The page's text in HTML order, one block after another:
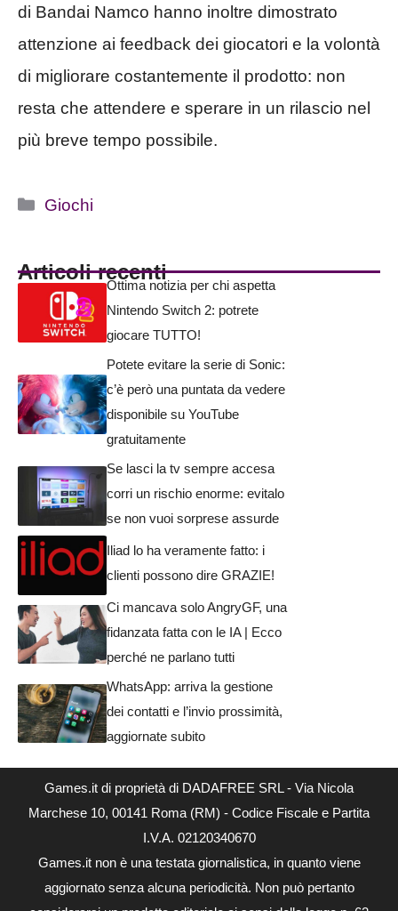
di Bandai Namco hanno inoltre dimostrato
attenzione ai feedback dei giocatori e la volontà
di migliorare costantemente il prodotto: non
resta che attendere e sperare in un rilascio nel
più breve tempo possibile.
Categorie
Giochi
Articoli recenti
Ottima notizia per chi aspetta
Nintendo Switch 2: potrete
giocare TUTTO!
Potete evitare la serie di Sonic:
c’è però una puntata da vedere
disponibile su YouTube
gratuitamente
Se lasci la tv sempre accesa
corri un rischio enorme: evitalo
se non vuoi sorprese assurde
Iliad lo ha veramente fatto: i
clienti possono dire GRAZIE!
Ci mancava solo AngryGF, una
fidanzata fatta con le IA | Ecco
perché ne parlano tutti
WhatsApp: arriva la gestione
dei contatti e l’invio prossimità,
aggiornate subito
Games.it di proprietà di DADAFREE SRL - Via Nicola
Marchese 10, 00141 Roma (RM) - Codice Fiscale e Partita
I.V.A. 02120340670
Games.it non è una testata giornalistica, in quanto viene
aggiornato senza alcuna periodicità. Non può pertanto